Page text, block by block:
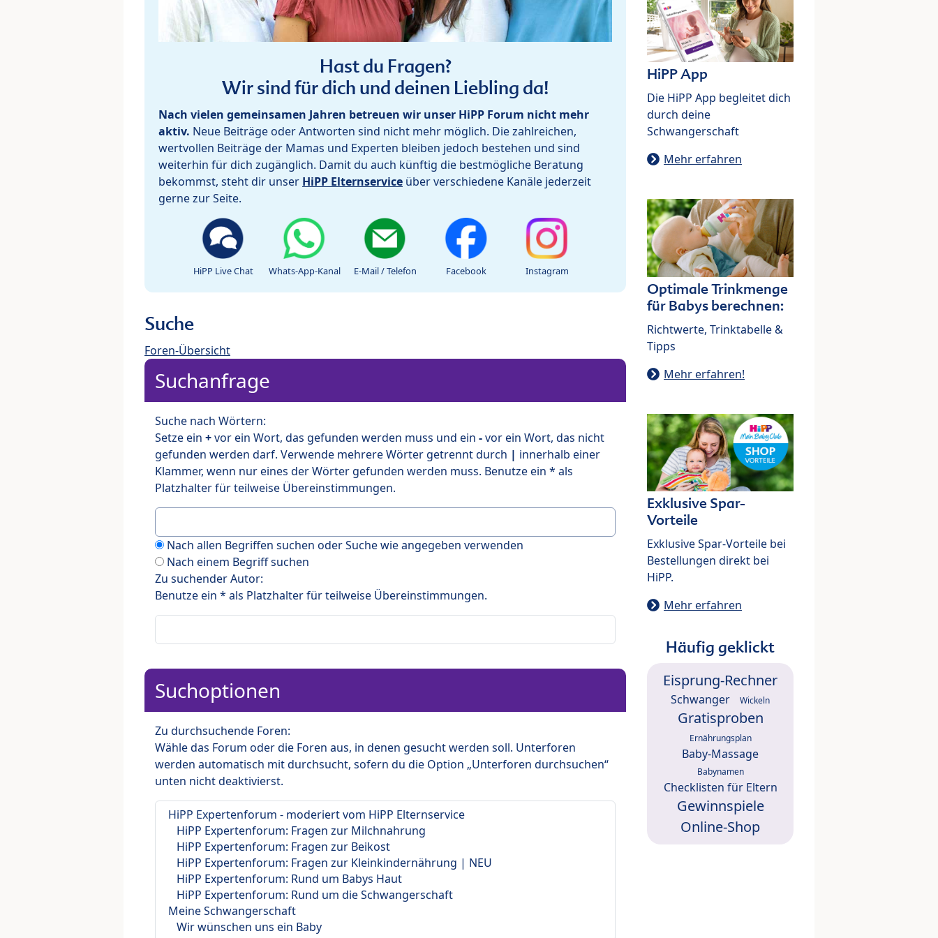
Hast du Fragen?
Wir sind für dich und deinen Liebling da!
Nach vielen gemeinsamen Jahren betreuen wir unser HiPP Forum nicht mehr
aktiv. Neue Beiträge oder Antworten sind nicht mehr möglich. Die zahlreichen,
wertvollen Beiträge der Mamas und Experten bleiben jedoch bestehen und sind
weiterhin für dich zugänglich. Damit du auch künftig die bestmögliche Beratung
bekommst, steht dir unser HiPP Elternservice über verschiedene Kanäle jederzeit
gerne zur Seite.
HiPP Live Chat Whats-App-Kanal E-Mail / Telefon Facebook Instagram
Suche
Foren-Übersicht
Suchanfrage
Suche nach Wörtern:
Setze ein +vor ein Wort, das gefunden werden muss und ein -vor ein Wort, das nicht
gefunden werden darf. Verwende mehrere Wörter getrennt durch | innerhalb einer
Klammer, wenn nur eines der Wörter gefunden werden muss. Benutze ein * als
Platzhalter für teilweise Übereinstimmungen.
Nach allen Begriffen suchen oder Suche wie angegeben verwenden
Nach einem Begriff suchen
Zu suchender Autor:
Benutze ein * als Platzhalter für teilweise Übereinstimmungen.
Suchoptionen
Zu durchsuchende Foren:
Wähle das Forum oder die Foren aus, in denen gesucht werden soll. Unterforen
werden automatisch mit durchsucht, sofern du die Option „Unterforen durchsuchen“
unten nicht deaktivierst.
HiPP App
Die HiPP App begleitet dich
durch deine
Schwangerschaft
Mehr erfahren
Optimale Trinkmenge
für Babys berechnen:
Richtwerte, Trinktabelle &
Tipps
Mehr erfahren!
Exklusive Spar-
Vorteile
Exklusive Spar-Vorteile bei
Bestellungen direkt bei
HiPP.
Mehr erfahren
Häufig geklickt
Eisprung-Rechner
Schwanger Wickeln
Gratisproben
Ernährungsplan
Baby-Massage
Babynamen
Checklisten für Eltern
Gewinnspiele
Online-Shop